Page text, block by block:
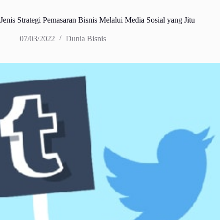
Jenis Strategi Pemasaran Bisnis Melalui Media Sosial yang Jitu
07/03/2022 Dunia Bisnis